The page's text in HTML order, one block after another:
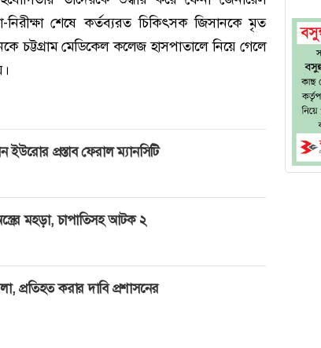
নিরীক্ষা শেষে কর্তব্যরত চিকিৎসক জিসানকে মৃত
মেডিকেল কলেজ হাসপাতালে নিয়ে গেলে
ইউরোর প্রস্তাব ফেরাল ম্যানসিটি
মহড়া, চাপাতিসহ আটক ২
প্রতিহত করার দাবি প্রশাসনের